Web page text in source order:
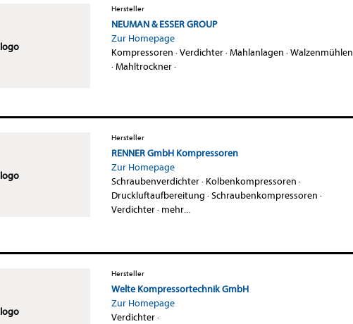
Hersteller
NEUMAN & ESSER GROUP
Zur Homepage
Kompressoren ·Verdichter·Mahlanlagen ·Walzenmühlen
·Mahltrockner·
Hersteller
RENNER GmbH Kompressoren
Zur Homepage
Schraubenverdichter· Kolbenkompressoren ·
Druckluftaufbereitung ·Schraubenkompressoren ·
Verdichter· mehr...
Hersteller
Welte Kompressortechnik GmbH
Zur Homepage
Verdichter·